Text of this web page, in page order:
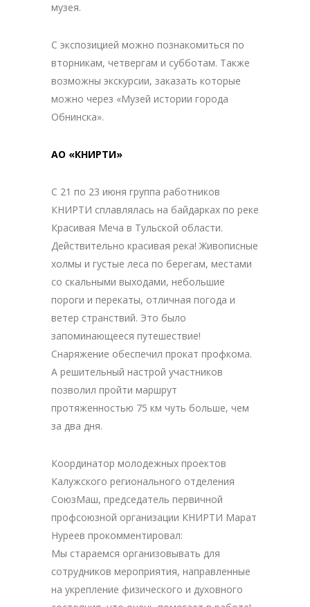
музея.
С экспозицией можно познакомиться по
вторникам, четвергам и субботам. Также
возможны экскурсии, заказать которые
можно через «Музей истории города
Обнинска».
АО «КНИРТИ»
С 21 по 23 июня группа работников
КНИРТИ сплавлялась на байдарках по реке
Красивая Меча в Тульской области.
Действительно красивая река! Живописные
холмы и густые леса по берегам, местами
со скальными выходами, небольшие
пороги и перекаты, отличная погода и
ветер странствий. Это было
запоминающееся путешествие!
Снаряжение обеспечил прокат профкома.
А решительный настрой участников
позволил пройти маршрут
протяженностью 75 км чуть больше, чем
за два дня.
Координатор молодежных проектов
Калужского регионального отделения
СоюзМаш, председатель первичной
профсоюзной организации КНИРТИ Марат
Нуреев прокомментировал:
Мы стараемся организовывать для
сотрудников мероприятия, направленные
на укрепление физического и духовного